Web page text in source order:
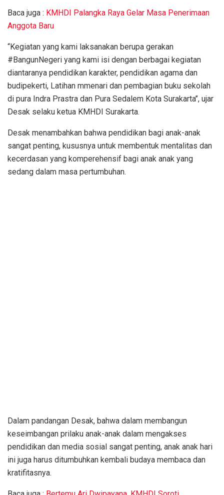
Baca juga : KMHDI Palangka Raya Gelar Masa Penerimaan
Anggota Baru
“Kegiatan yang kami laksanakan berupa gerakan
#BangunNegeri yang kami isi dengan berbagai kegiatan
diantaranya pendidikan karakter, pendidikan agama dan
budipekerti, Latihan mmenari dan pembagian buku sekolah
di pura Indra Prastra dan Pura Sedalem Kota Surakarta’’, ujar
Desak selaku ketua KMHDI Surakarta.
Desak menambahkan bahwa pendidikan bagi anak-anak
sangat penting, kususnya untuk membentuk mentalitas dan
kecerdasan yang komperehensif bagi anak anak yang
sedang dalam masa pertumbuhan.
Dalam pandangan Desak, bahwa dalam membangun
keseimbangan prilaku anak-anak dalam mengakses
pendidikan dan media sosial sangat penting, anak anak hari
ini juga harus ditumbuhkan kembali budaya membaca dan
kratifitasnya.